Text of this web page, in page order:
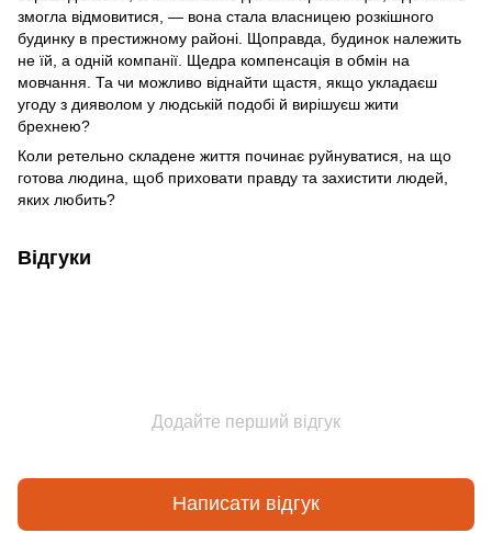
змогла відмовитися, — вона стала власницею розкішного
будинку в престижному районі. Щоправда, будинок належить
не їй, а одній компанії. Щедра компенсація в обмін на
мовчання. Та чи можливо віднайти щастя, якщо укладаєш
угоду з дияволом у людській подобі й вирішуєш жити
брехнею?
Коли ретельно складене життя починає руйнуватися, на що
готова людина, щоб приховати правду та захистити людей,
яких любить?
Відгуки
Додайте перший відгук
Написати відгук